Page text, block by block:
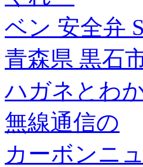
ベン 安全弁
青森県 黒石
ハガネとわ
無線通信の
カーボンニ